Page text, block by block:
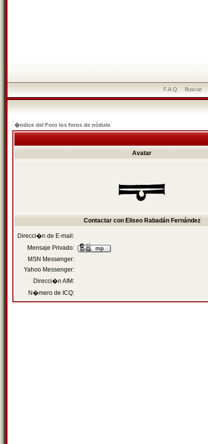
F.A.Q. Buscar
�ndice del Foro los foros de nódulo
Avatar
Contactar con Eliseo Rabadán Fernández
Direcci�n de E-mail:
Mensaje Privado:
MSN Messenger:
Yahoo Messenger:
Direcci�n AIM:
N�mero de ICQ: